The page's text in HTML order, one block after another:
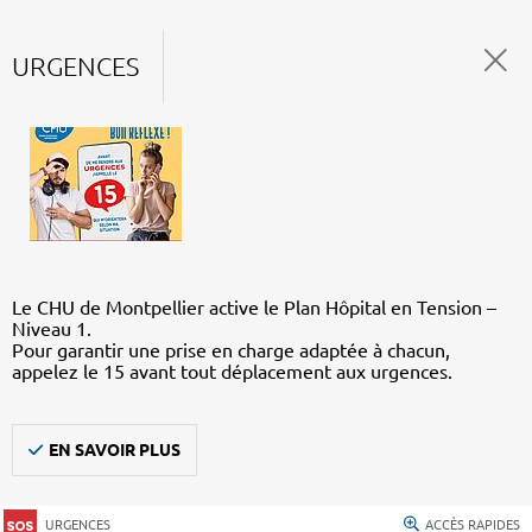
URGENCES
Le CHU de Montpellier active le Plan Hôpital en Tension –
Niveau 1.
Pour garantir une prise en charge adaptée à chacun,
appelez le 15 avant tout déplacement aux urgences.
EN SAVOIR PLUS
URGENCES ACCÈS RAPIDES